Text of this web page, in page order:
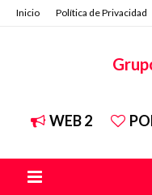
Inicio Política de Privacidad
WEB 2